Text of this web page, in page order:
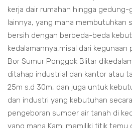
kerja dair rumahan hingga
lainnya, yang mana membutuhkan
bersih dengan berbeda-beda
kedalamannya,misal dari kegunaan
Bor Sumur Ponggok Blitar
ditahap industrial dan kantor atau
25m s.d 30m, dan juga untuk
dan industri yang kebutuhan
pengeboran sumber air tanah di
yang mana Kami memiliki titik